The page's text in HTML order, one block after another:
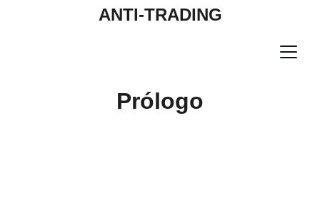
ANTI-TRADING
Prólogo